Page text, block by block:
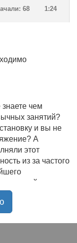
1:24
68
чем
занятий?
и вы не
А
этот
из за частого
контент
обратились по
новых